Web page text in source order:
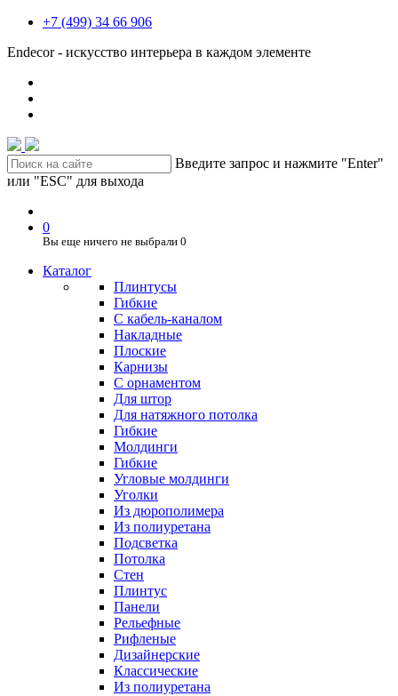
+7 (499) 34 66 906
Endecor - искусство интерьера в каждом элементе
Введите запрос и нажмите "Enter"
или "ESC" для выхода
0
Вы еще ничего не выбрали 0
Каталог
Плинтусы
Гибкие
C кабель-каналом
Накладные
Плоские
Карнизы
С орнаментом
Для штор
Для натяжного потолка
Гибкие
Молдинги
Гибкие
Угловые молдинги
Уголки
Из дюрополимера
Из полиуретана
Подсветка
Потолка
Стен
Плинтус
Панели
Рельефные
Рифленые
Дизайнерские
Классические
Из полиуретана